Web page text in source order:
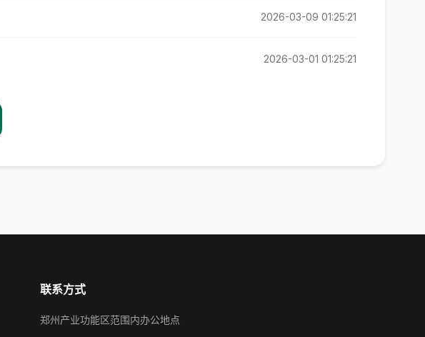
2026-03-09 01:25:21
2026-03-01 01:25:21
联系方式
郑州产业功能区范围内办公地点